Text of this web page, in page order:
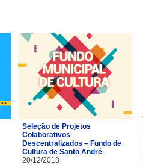
Seleção de Projetos
Colaborativos
Descentralizados – Fundo de
Cultura de Santo André
20/12/2018